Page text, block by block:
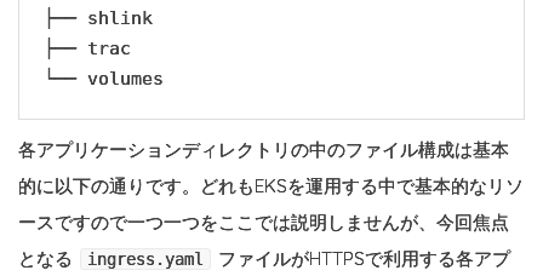
├── shlink
├── trac
└── volumes
各アプリケーションディレクトリの中のファイル構成は基本
的に以下の通りです。どれもEKSを運用する中で基本的なリソ
ースですので一つ一つをここでは説明しませんが、今回焦点
となる
ingress.yaml
ファイルがHTTPSで利用する各アプ